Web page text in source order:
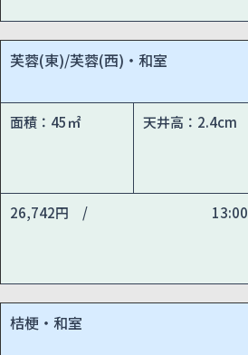
芙蓉(東)/芙蓉(西)・和室
面積：45㎡ 天井高：2.4cm
26,742円 /
桔梗・和室